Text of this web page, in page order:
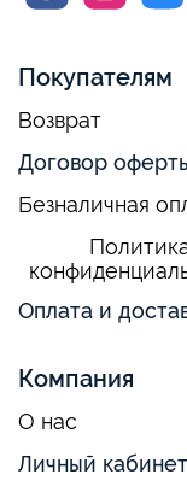
Покупателям
Возврат
Договор
Безналичная
Оплата и
Компания
О нас
Личный кабинет